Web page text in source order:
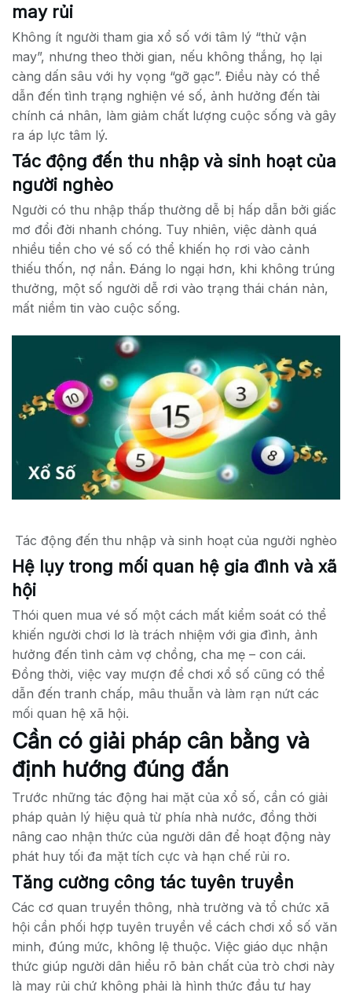
may rủi
Không ít người tham gia xổ số với tâm lý “thử vận
may”, nhưng theo thời gian, nếu không thắng, họ lại
càng dấn sâu với hy vọng “gỡ gạc”. Điều này có thể
dẫn đến tình trạng nghiện vé số, ảnh hưởng đến tài
chính cá nhân, làm giảm chất lượng cuộc sống và gây
ra áp lực tâm lý.
Tác động đến thu nhập và sinh hoạt của
người nghèo
Người có thu nhập thấp thường dễ bị hấp dẫn bởi giấc
mơ đổi đời nhanh chóng. Tuy nhiên, việc dành quá
nhiều tiền cho vé số có thể khiến họ rơi vào cảnh
thiếu thốn, nợ nần. Đáng lo ngại hơn, khi không trúng
thưởng, một số người dễ rơi vào trạng thái chán nản,
mất niềm tin vào cuộc sống.
Tác động đến thu nhập và sinh hoạt của người nghèo
Hệ lụy trong mối quan hệ gia đình và xã
hội
Thói quen mua vé số một cách mất kiểm soát có thể
khiến người chơi lơ là trách nhiệm với gia đình, ảnh
hưởng đến tình cảm vợ chồng, cha mẹ – con cái.
Đồng thời, việc vay mượn để chơi xổ số cũng có thể
dẫn đến tranh chấp, mâu thuẫn và làm rạn nứt các
mối quan hệ xã hội.
Cần có giải pháp cân bằng và
định hướng đúng đắn
Trước những tác động hai mặt của xổ số, cần có giải
pháp quản lý hiệu quả từ phía nhà nước, đồng thời
nâng cao nhận thức của người dân để hoạt động này
phát huy tối đa mặt tích cực và hạn chế rủi ro.
Tăng cường công tác tuyên truyền
Các cơ quan truyền thông, nhà trường và tổ chức xã
hội cần phối hợp tuyên truyền về cách chơi xổ số văn
minh, đúng mức, không lệ thuộc. Việc giáo dục nhận
thức giúp người dân hiểu rõ bản chất của trò chơi này
là may rủi chứ không phải là hình thức đầu tư hay